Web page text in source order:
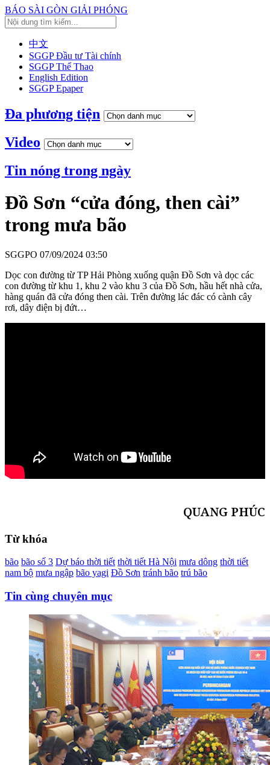
BÁO SÀI GÒN GIẢI PHÓNG
中文
SGGP Đầu tư Tài chính
SGGP Thể Thao
English Edition
SGGP Epaper
Đa phương tiện
Video
Tin nóng trong ngày
Đồ Sơn “cửa đóng, then cài”
trong mưa bão
SGGPO 07/09/2024 03:50
Dọc con đường từ TP Hải Phòng xuống quận Đồ Sơn và dọc các
con đường từ khu 1, khu 2 vào khu 3 của Đồ Sơn, hầu hết nhà cửa,
hàng quán đã cửa đóng then cài. Trên đường lác đác có cành cây
rơi, dây điện bị đứt…
QUANG PHÚC
Từ khóa
bão bão số 3 Dự báo thời tiết thời tiết Hà Nội mưa dông thời tiết
nam bộ mưa ngập bão yagi Đồ Sơn tránh bão trú bão
Tin cùng chuyên mục